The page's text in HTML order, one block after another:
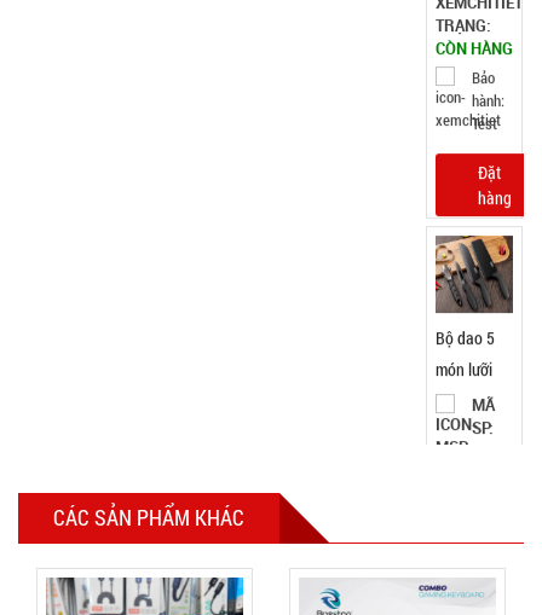
32.000 đ
TÌNH
TRẠNG:
Bảo
hành:
Test ,
Cân nặng :
0.5kg
Đặt
hàng
Hương 108
hạt full hộp
MÃ
SP:
CÁC SẢN PHẨM KHÁC